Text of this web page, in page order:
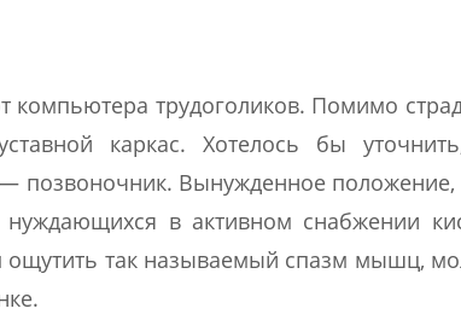
компьютера трудоголиков. Помимо
каркас. Хотелось бы
позвоночник. Вынужденное положение,
в активном снабжении
ощутить так называемый спазм мышц,